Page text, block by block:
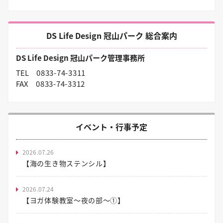
DS Life Design 冠山パーク 総合案内
DS Life Design 冠山パーク管理事務所
TEL 0833-74-3311
FAX 0833-74-3312
イベント・行事予定
2026.07.26
【海の生き物ステンシル】
2026.07.24
【ヨガ体験教室～夜の部～①】